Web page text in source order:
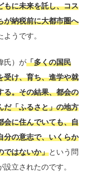
もに未来を託し、コス
が納税前に大都市圏へ
うです。
氏）が「多くの国民
受け、育ち、進学や就
る。その結果、都会の
だ「ふるさと」の地方
会に住んでいても、自
分の意志で、いくらか
ではないか」という問
立されたのです。